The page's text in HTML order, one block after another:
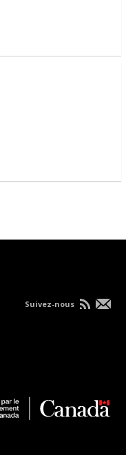
Suivez-nous